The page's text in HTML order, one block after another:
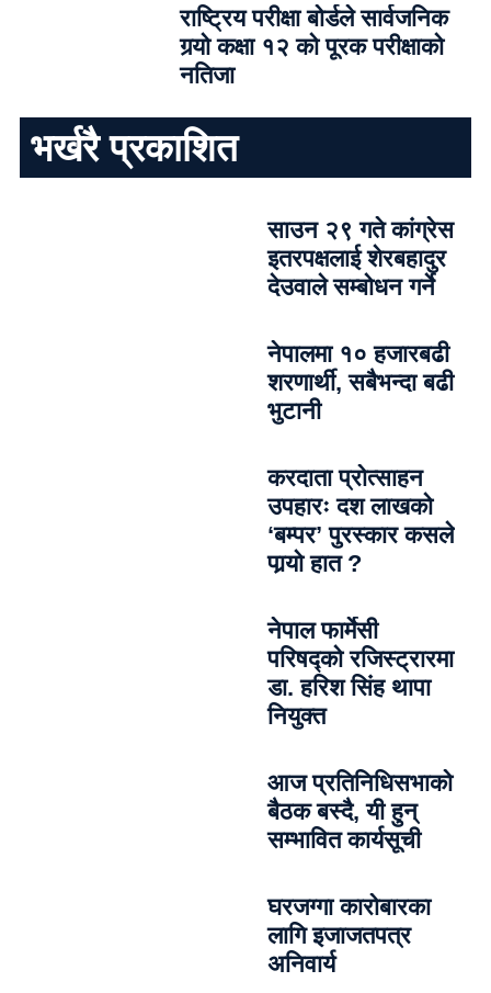
राष्ट्रिय परीक्षा बोर्डले सार्वजनिक
गर्‍यो कक्षा १२ को पूरक परीक्षाको
नतिजा
भर्खरै प्रकाशित
साउन २९ गते कांग्रेस
इतरपक्षलाई शेरबहादुर
देउवाले सम्बोधन गर्ने
नेपालमा १० हजारबढी
शरणार्थी, सबैभन्दा बढी
भुटानी
करदाता प्रोत्साहन
उपहारः दश लाखको
‘बम्पर’ पुरस्कार कसले
पार्‍याे हात ?
नेपाल फार्मेसी
परिषद्को रजिस्ट्रारमा
डा. हरिश सिंह थापा
नियुक्त
आज प्रतिनिधिसभाको
बैठक बस्दै, यी हुन्
सम्भावित कार्यसूची
घरजग्गा कारोबारका
लागि इजाजतपत्र
अनिवार्य